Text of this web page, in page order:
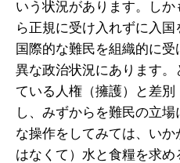
いう状況があります。し
ら正規に受け入れずに入国
国際的な難民を組織的に
異な政治状況にあります
ている人権（擁護）と差
し、みずからを難民の立
な操作をしてみては、い
はなくて）水と食糧を求